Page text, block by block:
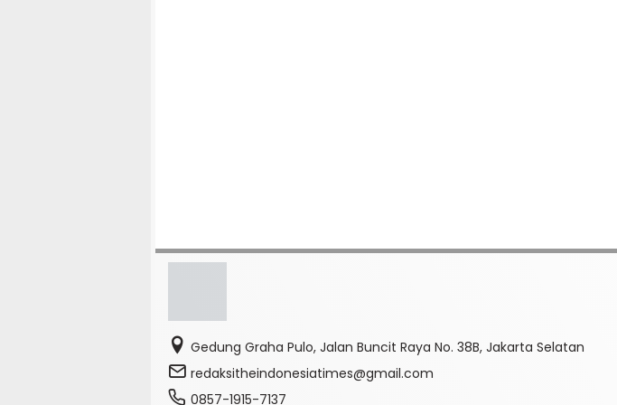
Gedung Graha Pulo, Jalan Buncit Raya No. 38B, Jakarta Selatan
redaksitheindonesiatimes@gmail.com
0857-1915-7137